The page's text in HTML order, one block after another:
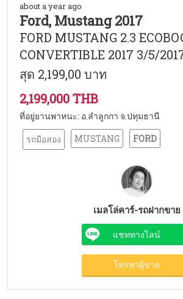
about a year ago
Ford, Mustang 2017
FORD MUSTANG 2.3
CONVERTIBLE 2017 3/5/
สุด 2,199,00 บาท
2,199,000 THB
ที่อยู่ยานพาหนะ: อ.ลำลูกกา จ.ปทุมธานี
รถมือสอง
MUSTANG FORD
เมลโล่คาร์-รถฝากขาย
แชททางไลน์
โทรหาผู้ขาย